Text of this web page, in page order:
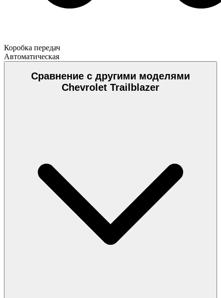
Коробка передач
Автоматическая
Сравнение с другими моделями
Chevrolet Trailblazer